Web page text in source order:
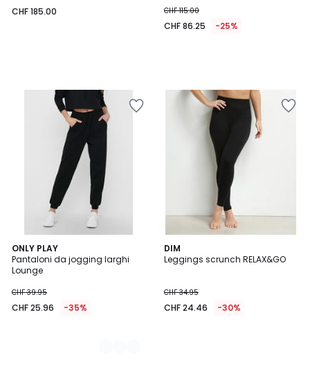
CHF 185.00
CHF 115.00
CHF 86.25 -25%
ONLY PLAY
Pantaloni da jogging larghi
Lounge
CHF 39.95
CHF 25.96 -35%
2
Colori
DIM
Leggings scrunch RELAX&GO
CHF 34.95
CHF 24.46 -30%